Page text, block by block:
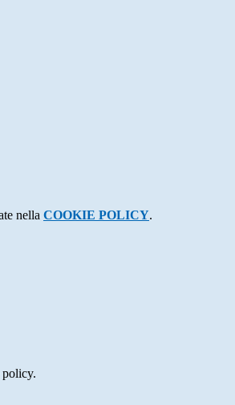
nella COOKIE POLICY.
policy.